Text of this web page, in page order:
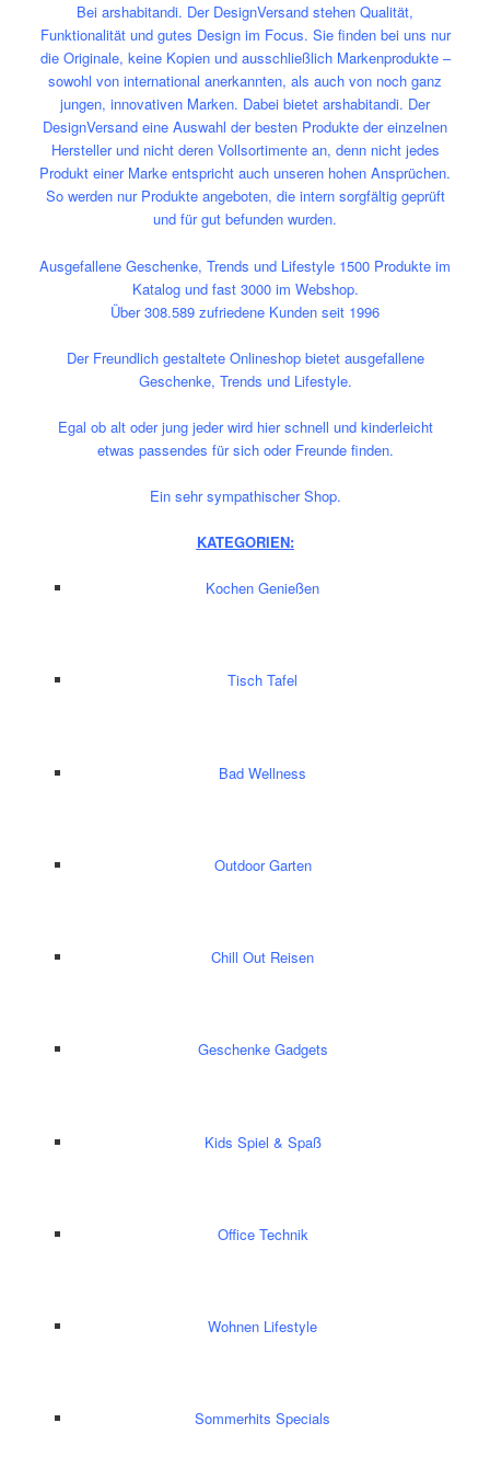
Bei arshabitandi. Der DesignVersand stehen Qualität,
Funktionalität und gutes Design im Focus. Sie finden bei uns nur
die Originale, keine Kopien und ausschließlich Markenprodukte –
sowohl von international anerkannten, als auch von noch ganz
jungen, innovativen Marken. Dabei bietet arshabitandi. Der
DesignVersand eine Auswahl der besten Produkte der einzelnen
Hersteller und nicht deren Vollsortimente an, denn nicht jedes
Produkt einer Marke entspricht auch unseren hohen Ansprüchen.
So werden nur Produkte angeboten, die intern sorgfältig geprüft
und für gut befunden wurden.
Ausgefallene Geschenke, Trends und Lifestyle 1500 Produkte im
Katalog und fast 3000 im Webshop.
Über 308.589 zufriedene Kunden seit 1996
Der Freundlich gestaltete Onlineshop bietet ausgefallene
Geschenke, Trends und Lifestyle.
Egal ob alt oder jung jeder wird hier schnell und kinderleicht
etwas passendes für sich oder Freunde finden.
Ein sehr sympathischer Shop.
KATEGORIEN:
Kochen Genießen
Tisch Tafel
Bad Wellness
Outdoor Garten
Chill Out Reisen
Geschenke Gadgets
Kids Spiel & Spaß
Office Technik
Wohnen Lifestyle
Sommerhits Specials